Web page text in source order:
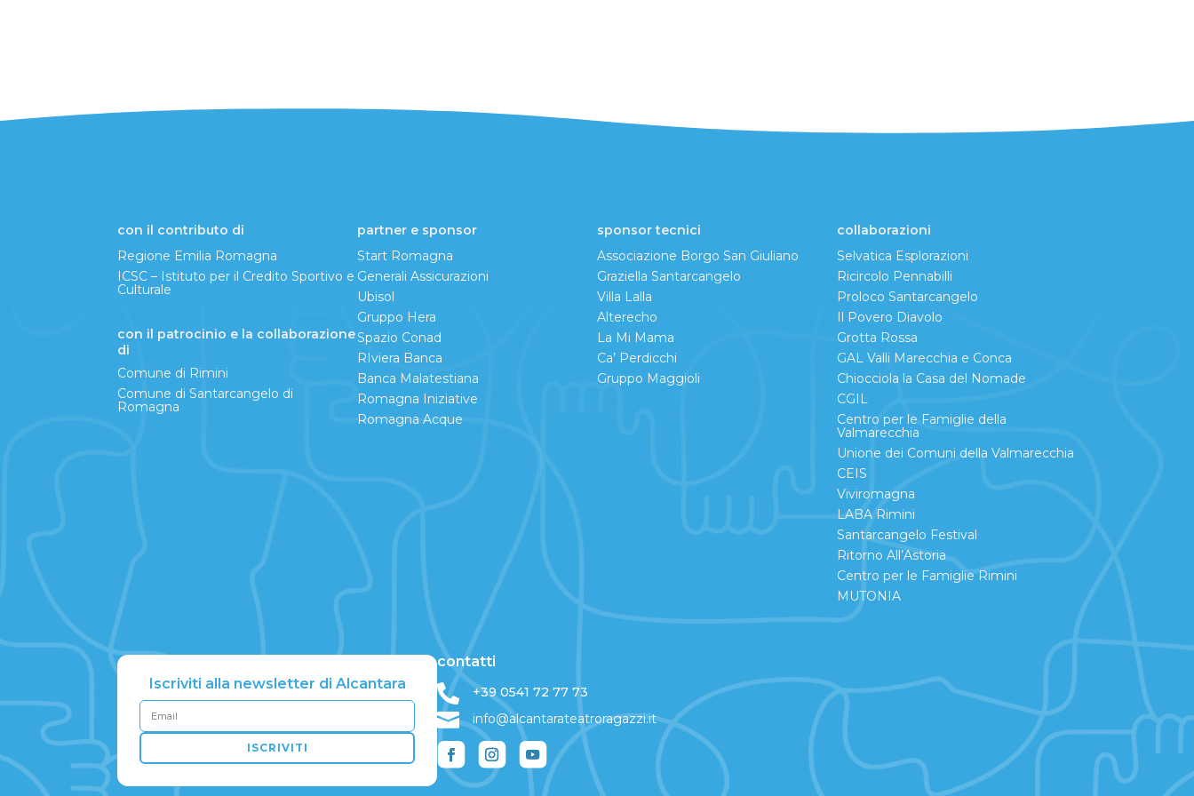
con il contributo di
Regione Emilia Romagna
ICSC – Istituto per il Credito Sportivo e
Culturale
con il patrocinio e la collaborazione
di
Comune di Rimini
Comune di Santarcangelo di
Romagna
partner e sponsor
Start Romagna
Generali Assicurazioni
Ubisol
Gruppo Hera
Spazio Conad
RIviera Banca
Banca Malatestiana
Romagna Iniziative
Romagna Acque
sponsor tecnici
Associazione Borgo San Giuliano
Graziella Santarcangelo
Villa Lalla
Alterecho
La Mi Mama
Ca’ Perdicchi
Gruppo Maggioli
collaborazioni
Selvatica Esplorazioni
Ricircolo Pennabilli
Proloco Santarcangelo
Il Povero Diavolo
Grotta Rossa
GAL Valli Marecchia e Conca
Chiocciola la Casa del Nomade
CGIL
Centro per le Famiglie della
Valmarecchia
Unione dei Comuni della Valmarecchia
CEIS
Viviromagna
LABA Rimini
Santarcangelo Festival
Ritorno All’Astoria
Centro per le Famiglie Rimini
MUTONIA
Iscriviti alla newsletter di Alcantara
ISCRIVITI
contatti
 +39 0541 72 77 73
 info@alcantarateatroragazzi.it